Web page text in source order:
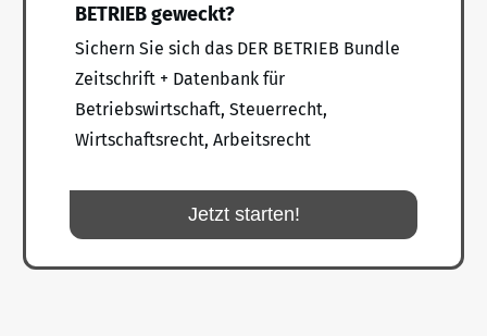
BETRIEB geweckt?
Sichern Sie sich das DER BETRIEB Bundle
Zeitschrift + Datenbank für
Betriebswirtschaft, Steuerrecht,
Wirtschaftsrecht, Arbeitsrecht
Jetzt starten!